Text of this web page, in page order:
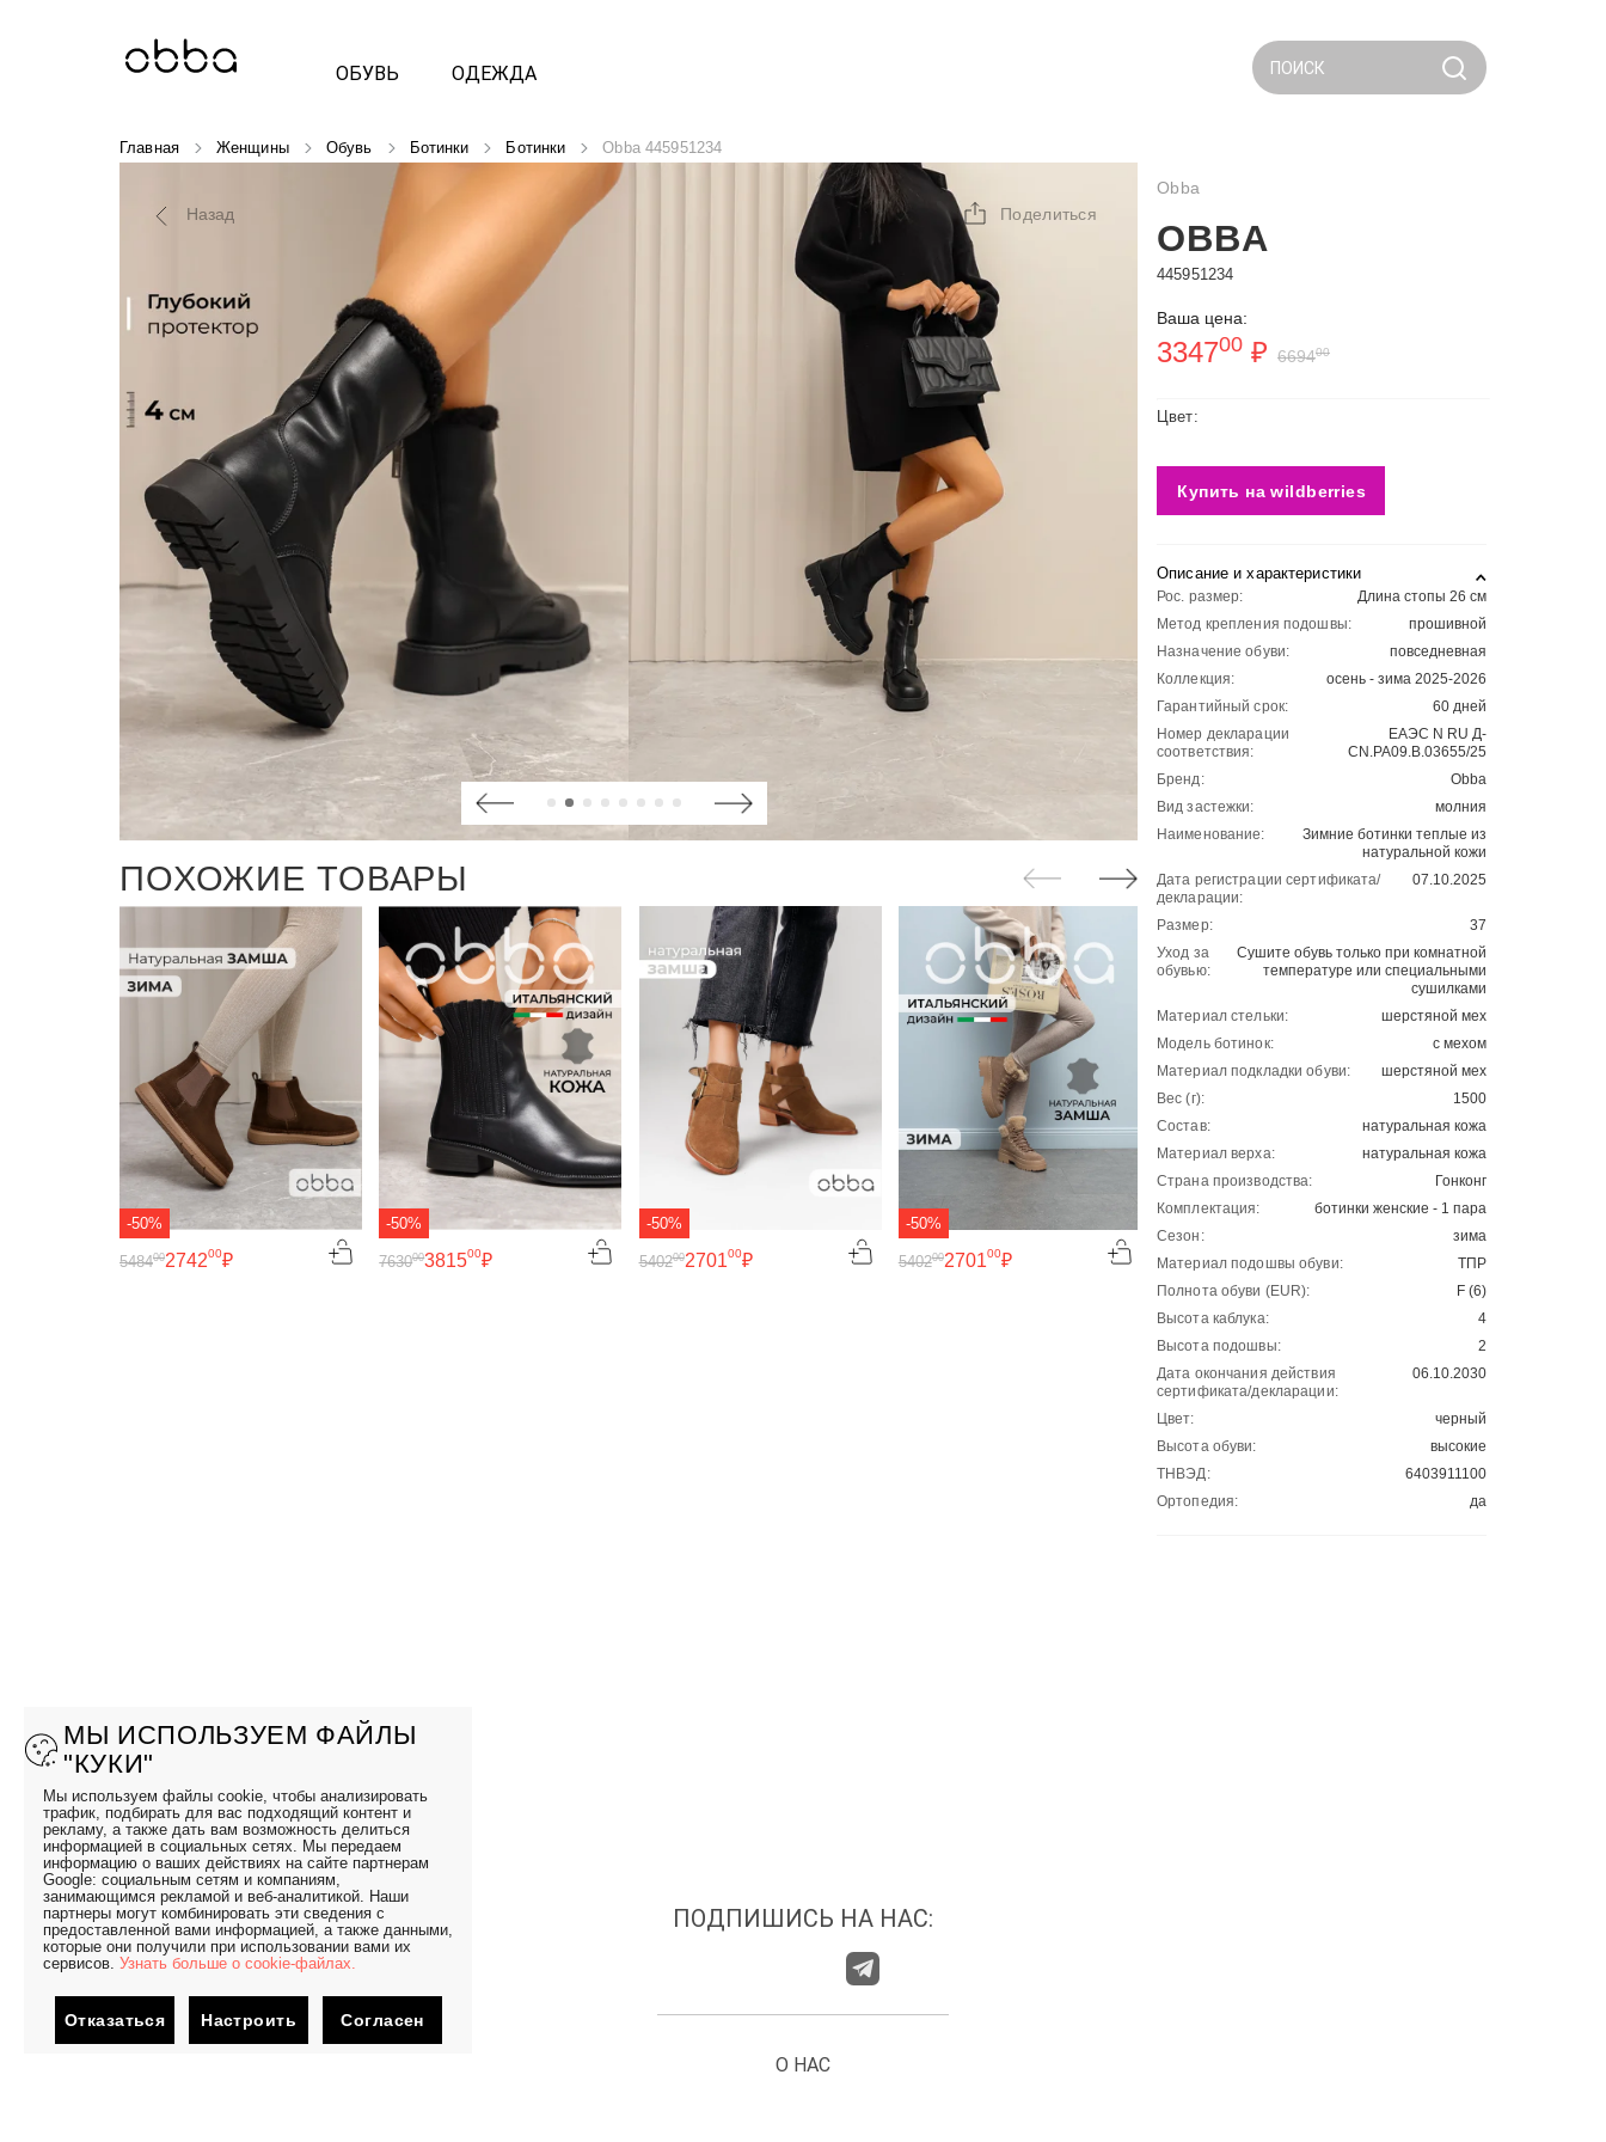
ОБУВЬ ОДЕЖДА ПОИСК
Главная Женщины Обувь Ботинки Ботинки Obba 445951234
Назад Поделиться
ПОХОЖИЕ ТОВАРЫ
-50%
274200₽
548400
-50%
381500₽
763000
-50%
270100₽
540200
-50%
270100₽
540200 3805 ₽
7610 3175
00
Obba
OBBA
445951234
Ваша цена:
334700 ₽ 669400
Цвет:
Купить на wildberries
Описание и характеристики
Рос. размер:
Длина стопы 26 см
Метод крепления подошвы:
прошивной
Назначение обуви:
повседневная
Коллекция:
осень - зима 2025-2026
Гарантийный срок:
60 дней
Номер декларации
соответствия:
ЕАЭС N RU Д-
CN.РА09.В.03655/25
Бренд:
Obba
Вид застежки:
молния
Наименование:
Зимние ботинки теплые из
натуральной кожи
Дата регистрации сертификата/
декларации:
07.10.2025
Размер:
37
Уход за
обувью:
Сушите обувь только при комнатной
температуре или специальными
сушилками
Материал стельки:
шерстяной мех
Модель ботинок:
с мехом
Материал подкладки обуви:
шерстяной мех
Вес (г):
1500
Состав:
натуральная кожа
Материал верха:
натуральная кожа
Страна производства:
Гонконг
Комплектация:
ботинки женские - 1 пара
Сезон:
зима
Материал подошвы обуви:
ТПР
Полнота обуви (EUR):
F (6)
Высота каблука:
4
Высота подошвы:
2
Дата окончания действия
сертификата/декларации:
06.10.2030
Цвет:
черный
Высота обуви:
высокие
ТНВЭД:
6403911100
Ортопедия:
да
ПОДПИШИСЬ НА НАС:
О НАС
МЫ ИСПОЛЬЗУЕМ ФАЙЛЫ
"КУКИ"
Мы используем файлы cookie, чтобы анализировать
трафик, подбирать для вас подходящий контент и
рекламу, а также дать вам возможность делиться
информацией в социальных сетях. Мы передаем
информацию о ваших действиях на сайте партнерам
Google: социальным сетям и компаниям,
занимающимся рекламой и веб-аналитикой. Наши
партнеры могут комбинировать эти сведения с
предоставленной вами информацией, а также данными,
которые они получили при использовании вами их
сервисов. Узнать больше о cookie-файлах.
Отказаться Настроить Согласен